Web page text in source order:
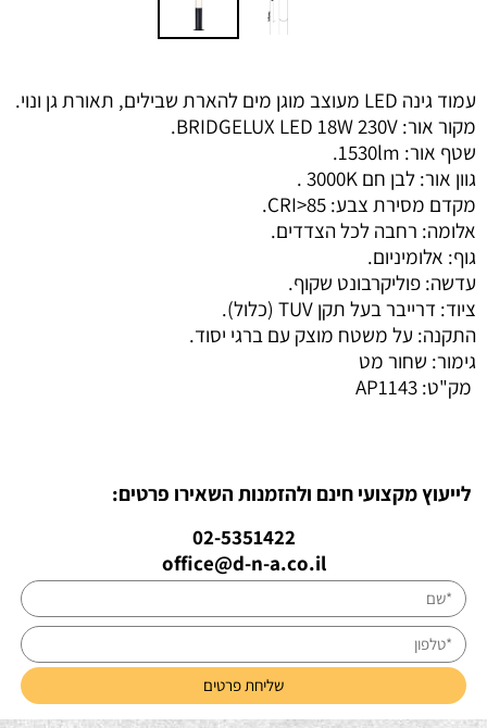
עמוד גינה LED מעוצב מוגן מים להארת שבילים, תאורת גן ונוי.
מקור אור: BRIDGELUX LED 18W 230V.
שטף אור: 1530lm.
גוון אור: לבן חם 3000K .
מקדם מסירת צבע: CRI>85.
אלומה: רחבה לכל הצדדים.
גוף: אלומיניום.
עדשה: פוליקרבונט שקוף.
ציוד: דרייבר בעל תקן TUV (כלול).
התקנה: על משטח מוצק עם ברגי יסוד.
גימור: שחור מט
מק"ט: AP1143
לייעוץ מקצועי חינם ולהזמנות השאירו פרטים:
02-5351422
office@d-n-a.co.il